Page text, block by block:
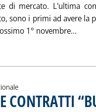
di mercato. L'ultima
sono i primi ad avere la
1° novembre...